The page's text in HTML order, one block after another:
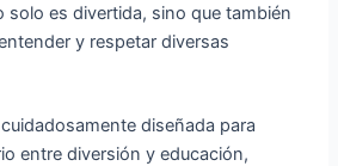
solo es divertida, sino que también
y respetar diversas
diseñada para
entre diversión y educación,